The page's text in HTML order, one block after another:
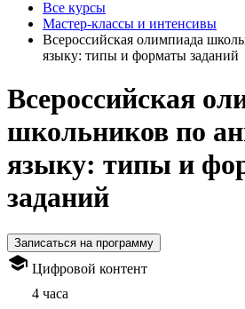
Все курсы
Мастер-классы и интенсивы
Всероссийская олимпиада
языку: типы и форматы заданий
Всероссийская
школьников по
языку: типы и
заданий
Записаться на программу
Цифровой контент
4 часа